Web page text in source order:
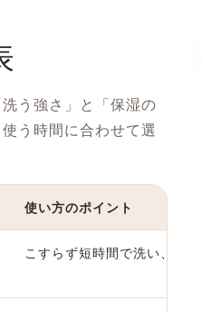
う強さ」と「保湿の
う時間に合わせて選
使い方のポイント
こすらず短時間で洗い、必